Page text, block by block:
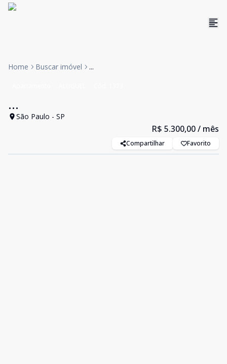
Home Buscar imóvel ...
...
São Paulo - SP
R$ 5.300,00/ mês
Compartilhar Favorito